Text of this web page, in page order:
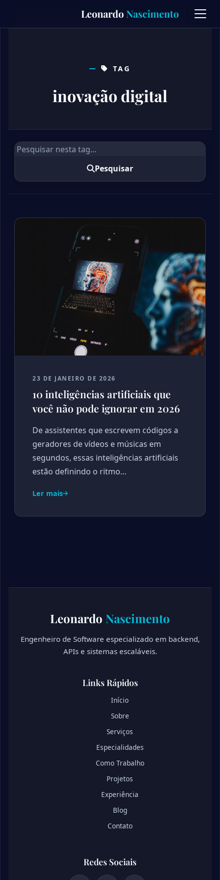
content
Leonardo Nascimento
TAG
inovação digital
Pesquisar
23 DE JANEIRO DE 2026
10 inteligências artificiais que
você não pode ignorar em 2026
De assistentes que escrevem códigos a
geradores de vídeos e músicas em
segundos, essas inteligências artificiais
estão definindo o ritmo…
Ler mais
Leonardo Nascimento
Engenheiro de Software especializado em backend,
APIs e sistemas escaláveis.
Links Rápidos
Início
Sobre
Serviços
Especialidades
Como Trabalho
Projetos
Experiência
Blog
Contato
Redes Sociais